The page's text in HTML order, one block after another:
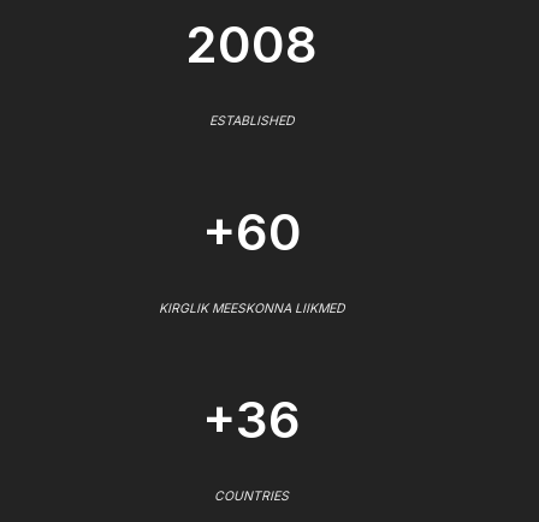
2008
ESTABLISHED
+60
KIRGLIK MEESKONNA LIIKMED
+36
COUNTRIES